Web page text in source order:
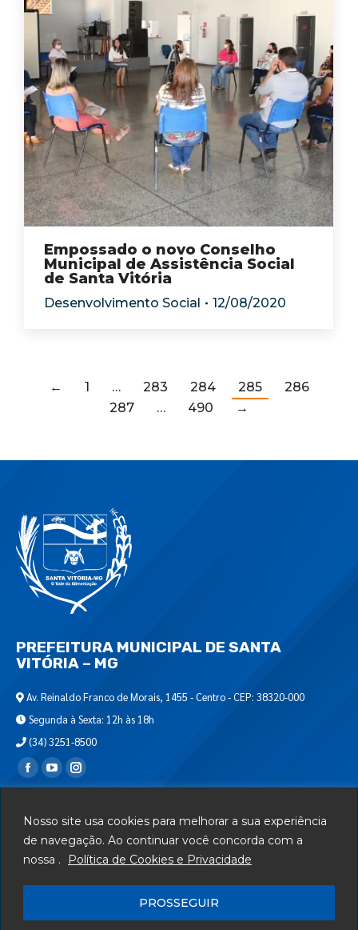
Nosso site usa cookies para melhorar a sua experiência
de navegação. Ao continuar você concorda com a
nossa .
Política de Cookies e Privacidade
PROSSEGUIR
Empossado o novo Conselho
Municipal de Assistência Social
de Santa Vitória
Desenvolvimento Social 12/08/2020
← 1 … 283 284 285
286
287
… 490 →
PREFEITURA MUNICIPAL DE SANTA
VITÓRIA – MG
Av. Reinaldo Franco de Morais, 1455 - Centro - CEP: 38320-000
Segunda à Sexta: 12h às 18h
(34) 3251-8500
Encontre-nos em:
Departamento de T.I.
Serviços
Mapa do Site